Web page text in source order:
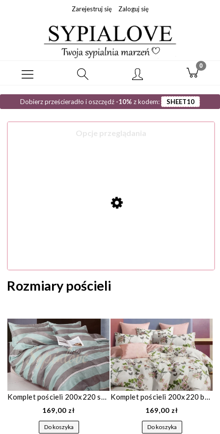
Zarejestruj się Zaloguj się
Dobierz prześcieradło i oszczędź -10% z kodem: SHEET10
Opcje przeglądania
Rozmiary pościeli
Komplet pościeli 200x220 satyna bawełniana w niebieskie pasy 1823
169,00 zł
Do koszyka
Komplet pościeli 200x220 bawełnianej w kwiaty i liście 1776
169,00 zł
Do koszyka